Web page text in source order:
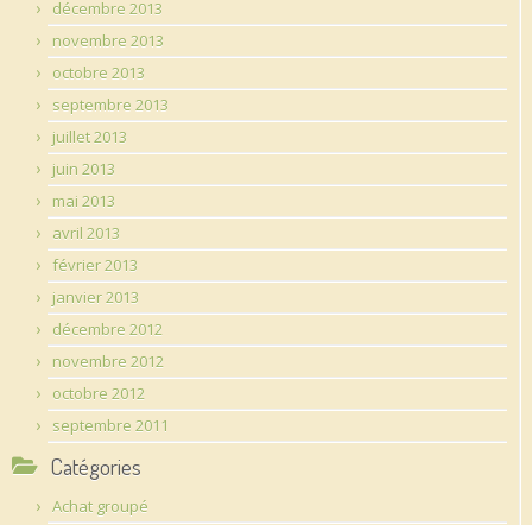
décembre 2013
novembre 2013
octobre 2013
septembre 2013
juillet 2013
juin 2013
mai 2013
avril 2013
février 2013
janvier 2013
décembre 2012
novembre 2012
octobre 2012
septembre 2011
Catégories
Achat groupé